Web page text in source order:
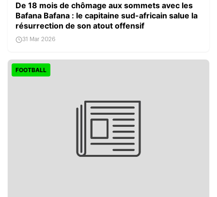
De 18 mois de chômage aux sommets avec les
Bafana Bafana : le capitaine sud-africain salue la
résurrection de son atout offensif
31 Mar 2026
FOOTBALL